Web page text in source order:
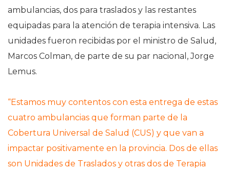
ambulancias, dos para traslados y las restantes
equipadas para la atención de terapia intensiva. Las
unidades fueron recibidas por el ministro de Salud,
Marcos Colman, de parte de su par nacional, Jorge
Lemus.
“Estamos muy contentos con esta entrega de estas
cuatro ambulancias que forman parte de la
Cobertura Universal de Salud (CUS) y que van a
impactar positivamente en la provincia. Dos de ellas
son Unidades de Traslados y otras dos de Terapia